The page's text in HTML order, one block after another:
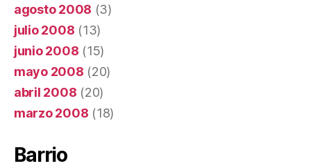
agosto 2008 (3)
julio 2008 (13)
junio 2008 (15)
mayo 2008 (20)
abril 2008 (20)
marzo 2008 (18)
Barrio